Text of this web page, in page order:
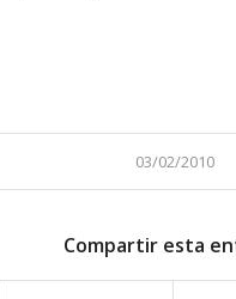
03/02/2010
Compartir esta